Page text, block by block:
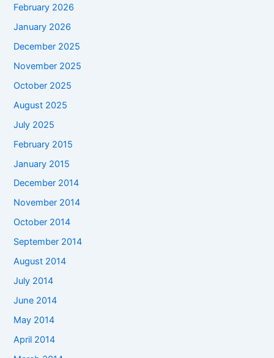
February 2026
January 2026
December 2025
November 2025
October 2025
August 2025
July 2025
February 2015
January 2015
December 2014
November 2014
October 2014
September 2014
August 2014
July 2014
June 2014
May 2014
April 2014